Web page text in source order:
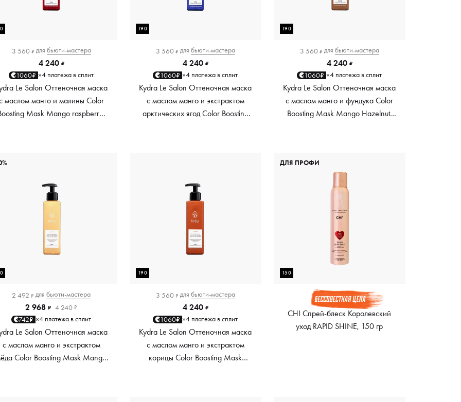
3 560 ₽ для бьюти-мастера
4 240 ₽
1060₽ ×4 платежа в сплит
Le Salon Оттеночная маска
маслом манго и малины Color
Mask Mango raspberry,
190
3 560 ₽ для бьюти-мастера
4 240 ₽
1060₽ ×4 платежа в сплит
Kydra Le Salon Оттеночная маска
с маслом манго и экстрактом
арктических ягод Color Boosting
190
3 560 ₽ для бьюти-мастера
4 240 ₽
1060₽ ×4 платежа в сплит
Kydra Le Salon Оттеночная маска
с маслом манго и фундука Color
Boosting Mask Mango Hazelnut,
2 492 ₽ для бьюти-мастера
2 968 ₽ 4 240 ₽
742₽ ×4 платежа в сплит
Le Salon Оттеночная маска
с маслом манго и экстрактом
Color Boosting Mask Mango
190
3 560 ₽ для бьюти-мастера
4 240 ₽
1060₽ ×4 платежа в сплит
Kydra Le Salon Оттеночная маска
с маслом манго и экстрактом
корицы Color Boosting Mask
150
CHI Спрей-блеск Королевский
уход RAPID SHINE, 150 гр
ДЛЯ ПРОФИ